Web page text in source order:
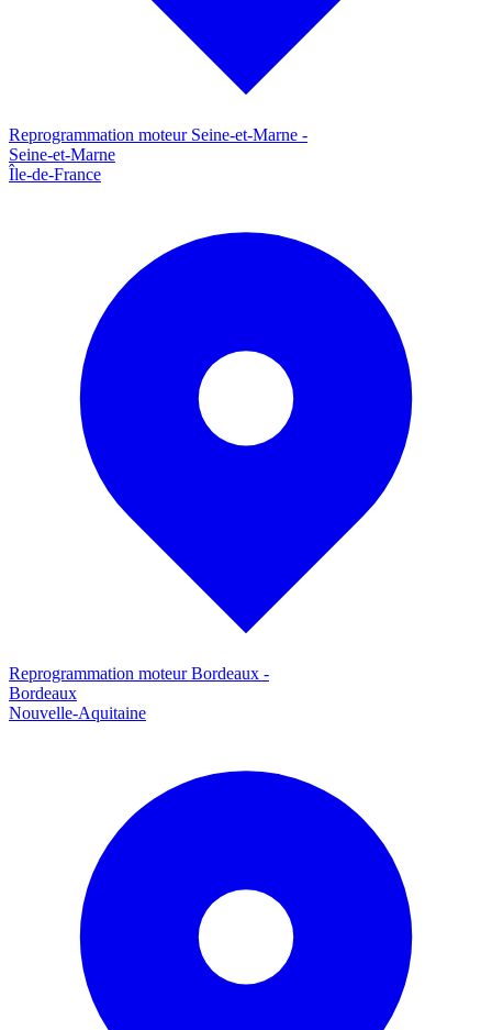
Reprogrammation moteur Seine-et-Marne -
Seine-et-Marne
Île-de-France
Reprogrammation moteurBordeaux -
Bordeaux
Nouvelle-Aquitaine